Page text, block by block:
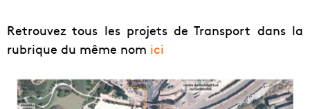
Retrouvez tous les projets de Transport dans la
rubrique du même nom ici